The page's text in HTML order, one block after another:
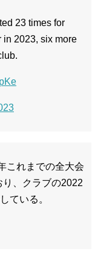
23 times for
in 2023, six more
これまでの全大会
、クラブの2022
ている。